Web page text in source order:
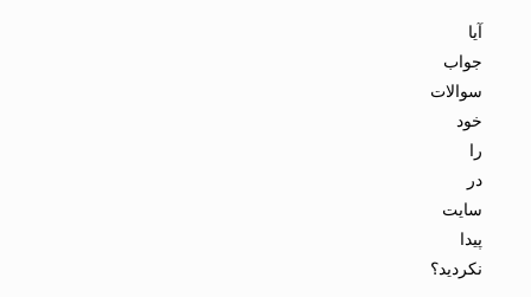
آیا
جواب
سوالات
خود
را
در
سایت
پیدا
نکردید؟